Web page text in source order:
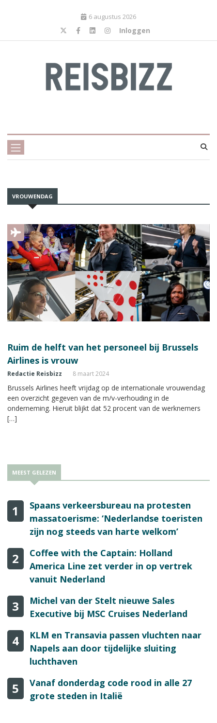
6 augustus 2026
Inloggen
VROUWENDAG
Ruim de helft van het personeel bij Brussels
Airlines is vrouw
Redactie Reisbizz 8 maart 2024
Brussels Airlines heeft vrijdag op de internationale vrouwendag
een overzicht gegeven van de m/v-verhouding in de
onderneming. Hieruit blijkt dat 52 procent van de werknemers
[…]
MEEST GELEZEN
1
Spaans verkeersbureau na protesten
massatoerisme: ‘Nederlandse toeristen
zijn nog steeds van harte welkom’
2
Coffee with the Captain: Holland
America Line zet verder in op vertrek
vanuit Nederland
3
Michel van der Stelt nieuwe Sales
Executive bij MSC Cruises Nederland
4
KLM en Transavia passen vluchten naar
Napels aan door tijdelijke sluiting
luchthaven
5
Vanaf donderdag code rood in alle 27
grote steden in Italië